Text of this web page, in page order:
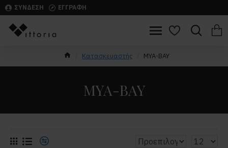
ΣΥΝΔΕΣΗ ΕΓΓΡΑΦΗ
Κατασκευαστής MYA-BAY
MYA-BAY